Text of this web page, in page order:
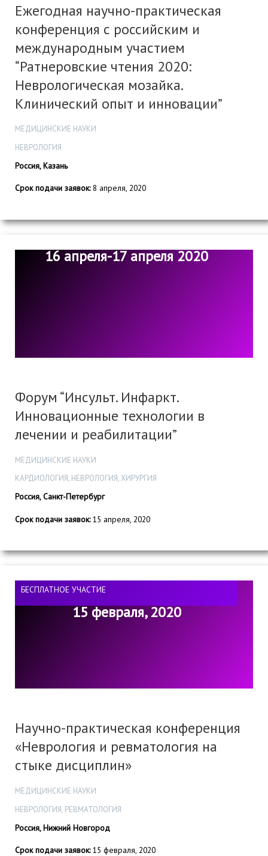
Ежегодная научно-практическая
конференция с российским и
международным участием
“Ратнеровские чтения 2020:
Неврологическая мозайка.
Клинический опыт и инновации”
МЕДИЦИНСКИЕ НАУКИ
НЕВРОЛОГИЯ
Россия, Казань
Срок подачи заявок:8 апреля, 2020
16 апреля-17 апреля 2020
Форум “Инсульт. Инфаркт.
Инновационные технологии в
лечении и реабилитации”
МЕДИЦИНСКИЕ НАУКИ
КАРДИОЛОГИЯ, НЕВРОЛОГИЯ, ХИРУРГИЯ
Россия, Санкт-Петербург
Срок подачи заявок:15 апреля, 2020
БЕСПЛАТНОЕ УЧАСТИЕ
15 февраля, 2020
Научно-практическая конференция
«Неврология и ревматология на
стыке дисциплин»
МЕДИЦИНСКИЕ НАУКИ
НЕВРОЛОГИЯ, РЕВМАТОЛОГИЯ
Россия, Нижний Новгород
Срок подачи заявок:15 февраля, 2020